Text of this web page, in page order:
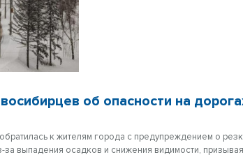
об опасности на
к жителям города с предупреждением о
выпадения осадков и снижения видимости,